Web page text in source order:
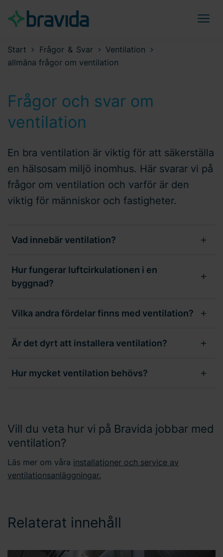
Start Frågor & Svar
Ventilation
allmäna frågor om ventilation
Frågor och svar om
ventilation
En bra ventilation är viktig för att säkerställa
en hälsosam miljö inomhus. Här svarar vi på
frågor om ventilation och varför är den
viktig för människor och fastigheter.
Vad innebär ventilation?
Hur fungerar luftcirkulationen i en
byggnad?
Vilka andra fördelar finns med ventilation?
Är det dyrt att installera ventilation?
Hur mycket ventilation behövs?
Vill du veta hur vi på Bravida jobbar med
ventilation?
Läs mer om våra installationer och service av
ventilationsanläggningar.
Relaterat innehåll